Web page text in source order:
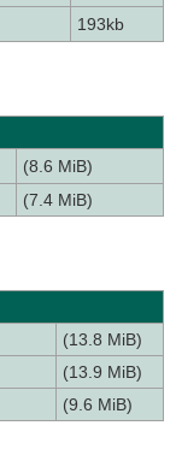
193kb
(8.6 MiB)
(7.4 MiB)
(13.8 MiB)
(13.9 MiB)
(9.6 MiB)